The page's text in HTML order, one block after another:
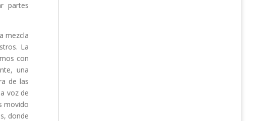
partes
mezcla
La
con
una
de las
voz de
movido
donde